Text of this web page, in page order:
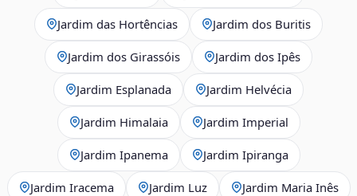
Jardim das Hortências Jardim dos Buritis
Jardim dos Girassóis Jardim dos Ipês
Jardim Esplanada Jardim Helvécia
Jardim Himalaia Jardim Imperial
Jardim Ipanema Jardim Ipiranga
Jardim Iracema Jardim Luz Jardim Maria Inês